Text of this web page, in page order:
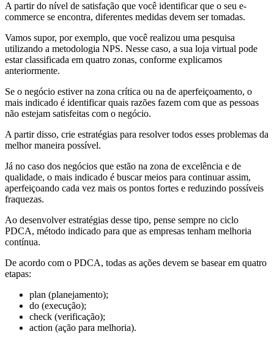
A partir do nível de satisfação que você identificar que o seu e-
commerce se encontra, diferentes medidas devem ser tomadas.
Vamos supor, por exemplo, que você realizou uma pesquisa
utilizando a metodologia NPS. Nesse caso, a sua loja virtual pode
estar classificada em quatro zonas, conforme explicamos
anteriormente.
Se o negócio estiver na zona crítica ou na de aperfeiçoamento, o
mais indicado é identificar quais razões fazem com que as pessoas
não estejam satisfeitas com o negócio.
A partir disso, crie estratégias para resolver todos esses problemas da
melhor maneira possível.
Já no caso dos negócios que estão na zona de excelência e de
qualidade, o mais indicado é buscar meios para continuar assim,
aperfeiçoando cada vez mais os pontos fortes e reduzindo possíveis
fraquezas.
Ao desenvolver estratégias desse tipo, pense sempre no ciclo
PDCA, método indicado para que as empresas tenham melhoria
contínua.
De acordo com o PDCA, todas as ações devem se basear em quatro
etapas:
plan (planejamento);
do (execução);
check (verificação);
action (ação para melhoria).